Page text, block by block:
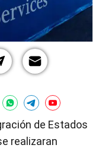
de Estados
realizaran